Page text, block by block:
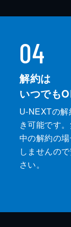
04
解約は
いつでも
U-NEXTの
き可能です
中の解約の
しませんの
さい。